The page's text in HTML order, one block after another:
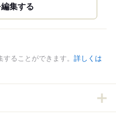
ることができます。 詳しくは